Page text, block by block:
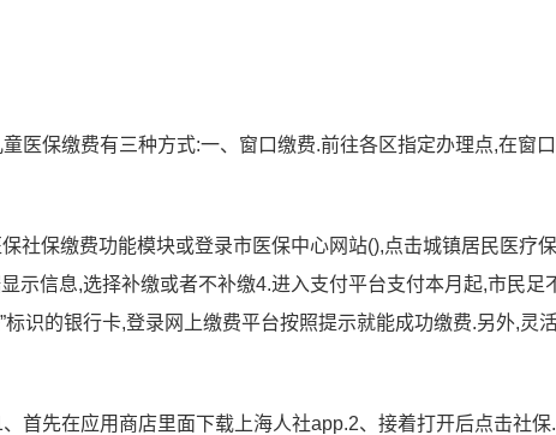
医保缴费有三种方式:一、窗口缴费.前往各区指定办理点,在窗
社保缴费功能模块或登录市医保中心网站(),点击城镇居民医疗
示信息,选择补缴或者不补缴4.进入支付平台支付本月起,市民足
识的银行卡,登录网上缴费平台按照提示就能成功缴费.另外,灵
首先在应用商店里面下载上海人社app.2、接着打开后点击社保